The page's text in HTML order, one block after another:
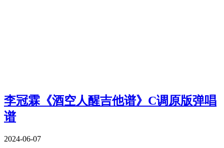
李冠霖《酒空人醒吉他谱》C调原版弹唱
谱
2024-06-07